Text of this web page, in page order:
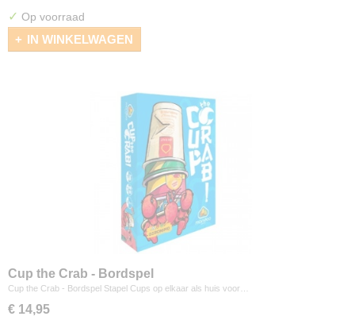
✓ Op voorraad
IN WINKELWAGEN
Cup the Crab - Bordspel
Cup the Crab - Bordspel Stapel Cups op elkaar als huis voor…
€ 14,95